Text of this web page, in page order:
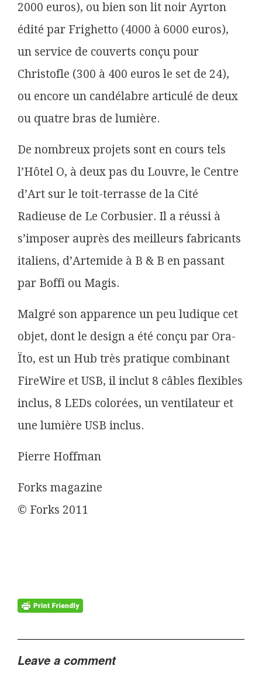
2000 euros), ou bien son lit noir Ayrton
édité par Frighetto (4000 à 6000 euros),
un service de couverts conçu pour
Christofle (300 à 400 euros le set de 24),
ou encore un candélabre articulé de deux
ou quatre bras de lumière.
De nombreux projets sont en cours tels
l’Hôtel O, à deux pas du Louvre, le Centre
d’Art sur le toit-terrasse de la Cité
Radieuse de Le Corbusier. Il a réussi à
s’imposer auprès des meilleurs fabricants
italiens, d’Artemide à B & B en passant
par Boffi ou Magis.
Malgré son apparence un peu ludique cet
objet, dont le design a été conçu par Ora-
Ïto, est un Hub très pratique combinant
FireWire et USB, il inclut 8 câbles flexibles
inclus, 8 LEDs colorées, un ventilateur et
une lumière USB inclus.
Pierre Hoffman
Forks magazine
© Forks 2011
Leave a comment